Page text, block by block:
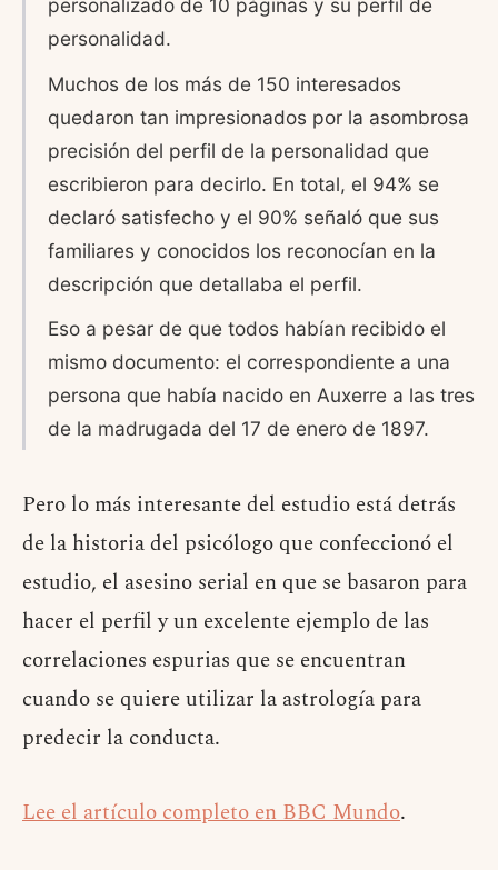
personalizado de 10 páginas y su perfil de
personalidad.
Muchos de los más de 150 interesados
quedaron tan impresionados por la asombrosa
precisión del perfil de la personalidad que
escribieron para decirlo. En total, el 94% se
declaró satisfecho y el 90% señaló que sus
familiares y conocidos los reconocían en la
descripción que detallaba el perfil.
Eso a pesar de que todos habían recibido el
mismo documento: el correspondiente a una
persona que había nacido en Auxerre a las tres
de la madrugada del 17 de enero de 1897.
Pero lo más interesante del estudio está detrás
de la historia del psicólogo que confeccionó el
estudio, el asesino serial en que se basaron para
hacer el perfil y un excelente ejemplo de las
correlaciones espurias que se encuentran
cuando se quiere utilizar la astrología para
predecir la conducta.
Lee el artículo completo en BBC Mundo.